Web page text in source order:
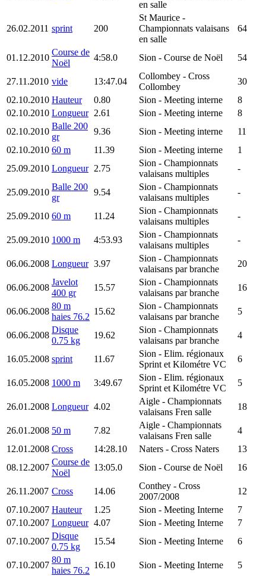
en salle
26.02.2011 sprint 200
St Maurice -
Championnats valaisans
en salle
64
01.12.2010
Course de
Noël
4:58.0 Sion - Course de Noël 54
27.11.2010 vide 13:47.04
Collombey - Cross
Collombey
30
02.10.2010 Hauteur 0.80 Sion - Meeting interne
8
02.10.2010 Longueur 2.61 Sion - Meeting interne
8
02.10.2010
Balle 200
gr
9.36 Sion - Meeting interne
11
02.10.2010 60 m 11.39 Sion - Meeting interne
1
25.09.2010 Longueur 2.75
Sion - Championnats
valaisans multiples
-
25.09.2010
Balle 200
gr
9.54
Sion - Championnats
valaisans multiples
-
25.09.2010 60 m 11.24
Sion - Championnats
valaisans multiples
-
25.09.2010 1000 m 4:53.93
Sion - Championnats
valaisans multiples
-
06.06.2008 Longueur 3.97
Sion - Championnats
valaisans par branche
20
06.06.2008
Javelot
400 gr
15.57
Sion - Championnats
valaisans par branche
16
06.06.2008
80 m
haies 76.2
15.62
Sion - Championnats
valaisans par branche
5
06.06.2008
Disque
0.75 kg
19.62
Sion - Championnats
valaisans par branche
4
16.05.2008 sprint 11.67
Sion - Elim. régionaux
Sprint et Kilométre VC
6
16.05.2008 1000 m 3:49.67
Sion - Elim. régionaux
Sprint et Kilométre VC
5
26.01.2008 Longueur 4.02
Aigle - Championnats
valaisans Fren salle
18
26.01.2008 50 m 7.82
Aigle - Championnats
valaisans Fren salle
4
12.01.2008 Cross 14:28.10 Naters - Cross Naters
13
08.12.2007
Course de
Noël
13:05.0 Sion - Course de Noël 16
26.11.2007 Cross 14.06
Conthey - Cross
2007/2008
12
07.10.2007 Hauteur 1.25 Sion - Meeting Interne
7
07.10.2007 Longueur 4.07 Sion - Meeting Interne
7
07.10.2007
Disque
0.75 kg
15.54 Sion - Meeting Interne 6
07.10.2007
80 m
haies 76.2
16.10 Sion - Meeting Interne 5